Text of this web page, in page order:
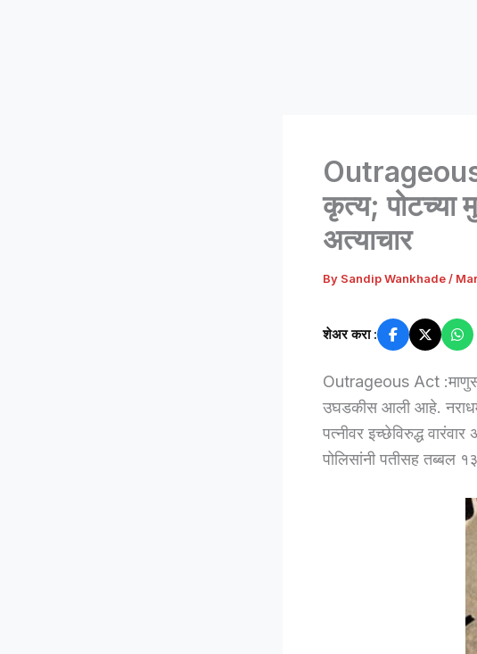
कृत्य; पोटच्या
अत्याचार
By Sandip Wankhade /
शेअर करा :
Outrageous Act
उघडकीस आली आहे.
पत्नीवर इच्छेविरुद्ध
पोलिसांनी पतीसह तब्बल